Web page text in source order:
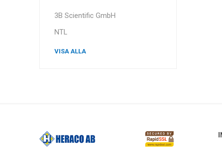
3B Scientific GmbH
NTL
VISA ALLA